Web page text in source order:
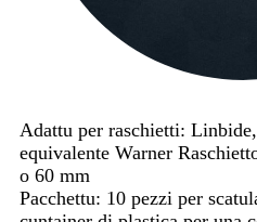
Adattu per raschietti:
equivalente Warner
o 60 mm
Pacchettu: 10 pezzi per